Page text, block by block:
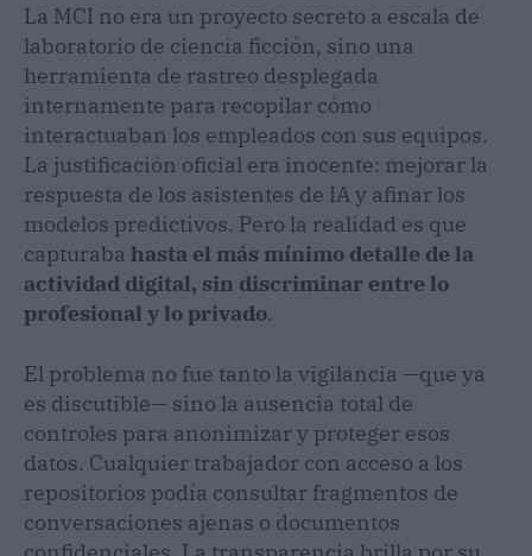
La MCI no era un proyecto secreto a escala de
laboratorio de ciencia ficción, sino una
herramienta de rastreo desplegada
internamente para recopilar cómo
interactuaban los empleados con sus equipos.
La justificación oficial era inocente: mejorar la
respuesta de los asistentes de IA y afinar los
modelos predictivos. Pero la realidad es que
capturaba hasta el más mínimo detalle de la
actividad digital, sin discriminar entre lo
profesional y lo privado.
El problema no fue tanto la vigilancia —que ya
es discutible— sino la ausencia total de
controles para anonimizar y proteger esos
datos. Cualquier trabajador con acceso a los
repositorios podía consultar fragmentos de
conversaciones ajenas o documentos